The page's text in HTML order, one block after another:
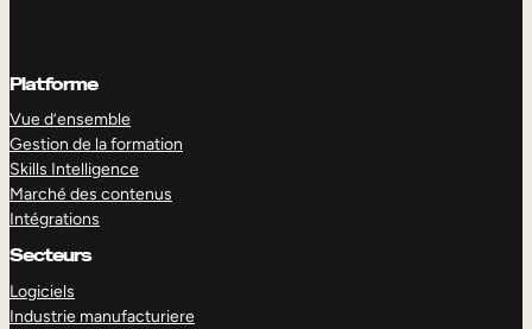
Platforme
Vue d’ensemble
Gestion de la formation
Skills Intelligence
Marché des contenus
Intégrations
Secteurs
Logiciels
Industrie manufacturiere